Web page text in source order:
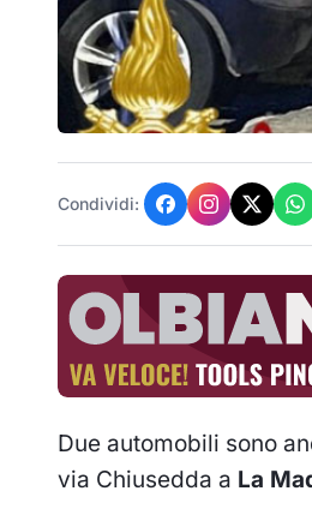
Condividi:
Due automobili sono
via Chiusedda a La